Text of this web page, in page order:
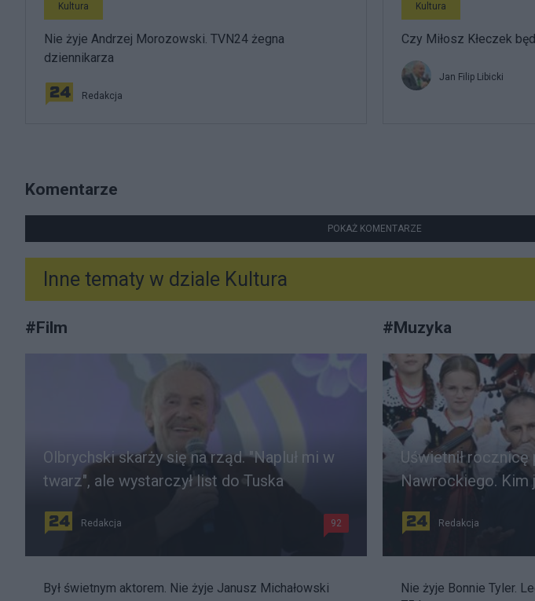
Kultura
Nie żyje Andrzej Morozowski. TVN24 żegna
dziennikarza
Redakcja
Kultura
Czy Miłosz Kłeczek
Jan Filip Libicki
Komentarze
POKAŻ KOMENTARZE
Inne tematy w dziale Kultura
#Film
Olbrychski skarży się na rząd. "Napluł mi w
twarz", ale wystarczył list do Tuska
Redakcja 92
Był świetnym aktorem. Nie żyje Janusz Michałowski
#Muzyka
Uświetnił rocznicę
Nawrockiego. Kim
Redakcja
Nie żyje Bonnie Tyler.